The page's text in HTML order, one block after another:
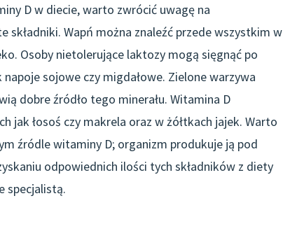
D w diecie, warto zwrócić uwagę na
Wapń można znaleźć przede wszystkim w
Osoby nietolerujące laktozy mogą sięgnąć po
sojowe czy migdałowe. Zielone warzywa
dobre źródło tego minerału. Witamina D
jak łosoś czy makrela oraz w żółtkach jajek. Warto
źródle witaminy D; organizm produkuje ją pod
odpowiednich ilości tych składników z diety
specjalistą.